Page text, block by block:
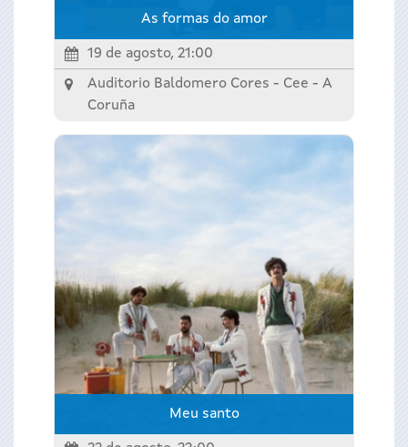
As formas do amor
19 de agosto, 21:00
Auditorio Baldomero Cores - Cee - A
Coruña
Meu santo